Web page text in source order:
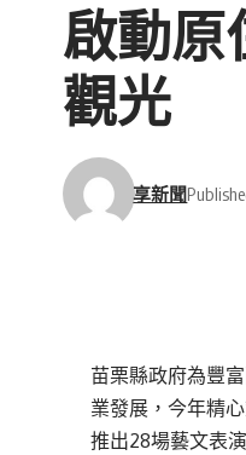
啟動
觀光
享新聞
苗栗縣政府為豐
業發展，今年精
推出28場藝文表